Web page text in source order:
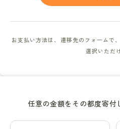
お支払い方法は、遷移先のフォームで
選択いただ
任意の金額をその都度寄付